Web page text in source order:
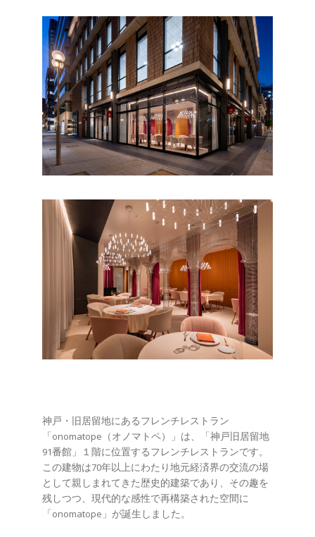
神戸・旧居留地にあるフレンチレストラン
「onomatope（オノマトペ）」は、「神戸旧居留地
91番館」１階に位置するフレンチレストランです。
この建物は70年以上にわたり地元経済界の交流の場
として親しまれてきた歴史的建築であり、その趣を
残しつつ、現代的な感性で再構築された空間に
「onomatope」が誕生しました。